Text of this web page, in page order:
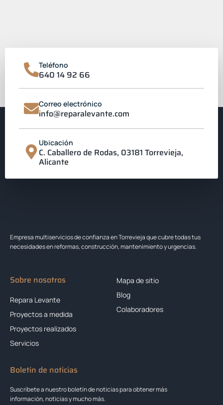
Teléfono
640 14 92 66
Correo electrónico
info@reparalevante.com
Ubicación
C. Caballero de Rodas, 03181 Torrevieja,
Alicante
Empresa multiservicios de confianza en Torrevieja que cubre todas tus
necesidades en reformas, construcción, mantenimiento y urgencias.
Sobre nosotros
Repara Levante
Proyectos a medida
Proyectos realizados
Servicios
Mapa de sitio
Blog
Colaboradores
Boletín de noticias
Suscríbete a nuestro boletín de noticias para obtener más
información, noticias y mucho más.